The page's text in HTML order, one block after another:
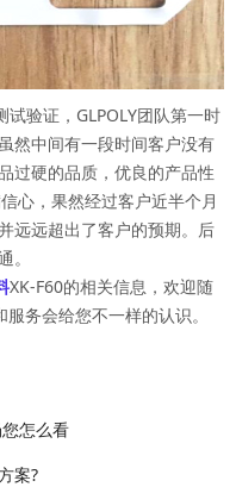
验证，GLPOLY团队第一时
然中间有一段时间客户没有
过硬的品质，优良的产品性
心，果然经过客户近半个月
远远超出了客户的预期。后
。
XK-F60的相关信息，欢迎随
务会给您不一样的认识。
怎么看
案?